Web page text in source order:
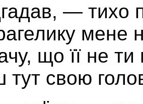
— тихо
мене
що її не
тут свою